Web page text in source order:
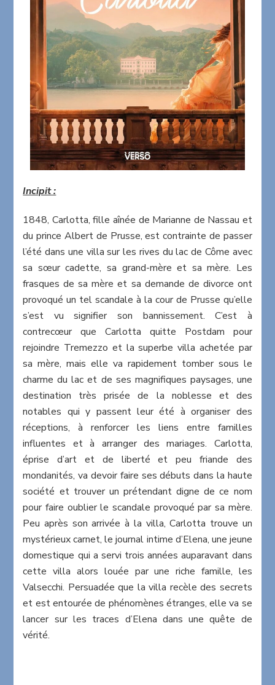
Incipit :
1848, Carlotta, fille aînée de Marianne de Nassau et
du prince Albert de Prusse, est contrainte de passer
l’été dans une villa sur les rives du lac de Côme avec
sa sœur cadette, sa grand-mère et sa mère. Les
frasques de sa mère et sa demande de divorce ont
provoqué un tel scandale à la cour de Prusse qu’elle
s’est vu signifier son bannissement. C’est à
contrecœur que Carlotta quitte Postdam pour
rejoindre Tremezzo et la superbe villa achetée par
sa mère, mais elle va rapidement tomber sous le
charme du lac et de ses magnifiques paysages, une
destination très prisée de la noblesse et des
notables qui y passent leur été à organiser des
réceptions, à renforcer les liens entre familles
influentes et à arranger des mariages. Carlotta,
éprise d’art et de liberté et peu friande des
mondanités, va devoir faire ses débuts dans la haute
société et trouver un prétendant digne de ce nom
pour faire oublier le scandale provoqué par sa mère.
Peu après son arrivée à la villa, Carlotta trouve un
mystérieux carnet, le journal intime d’Elena, une jeune
domestique qui a servi trois années auparavant dans
cette villa alors louée par une riche famille, les
Valsecchi. Persuadée que la villa recèle des secrets
et est entourée de phénomènes étranges, elle va se
lancer sur les traces d’Elena dans une quête de
vérité.